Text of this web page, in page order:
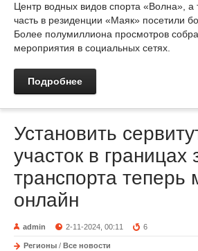
Центр водных видов спорта «Волна», а
часть в резиденции «Маяк» посетили
Более полумиллиона просмотров
мероприятия в социальных сетях.
Подробнее
Установить
участок в границах
транспорта теперь
онлайн
admin 2-11-2024, 00:11 6
Регионы / Все новости